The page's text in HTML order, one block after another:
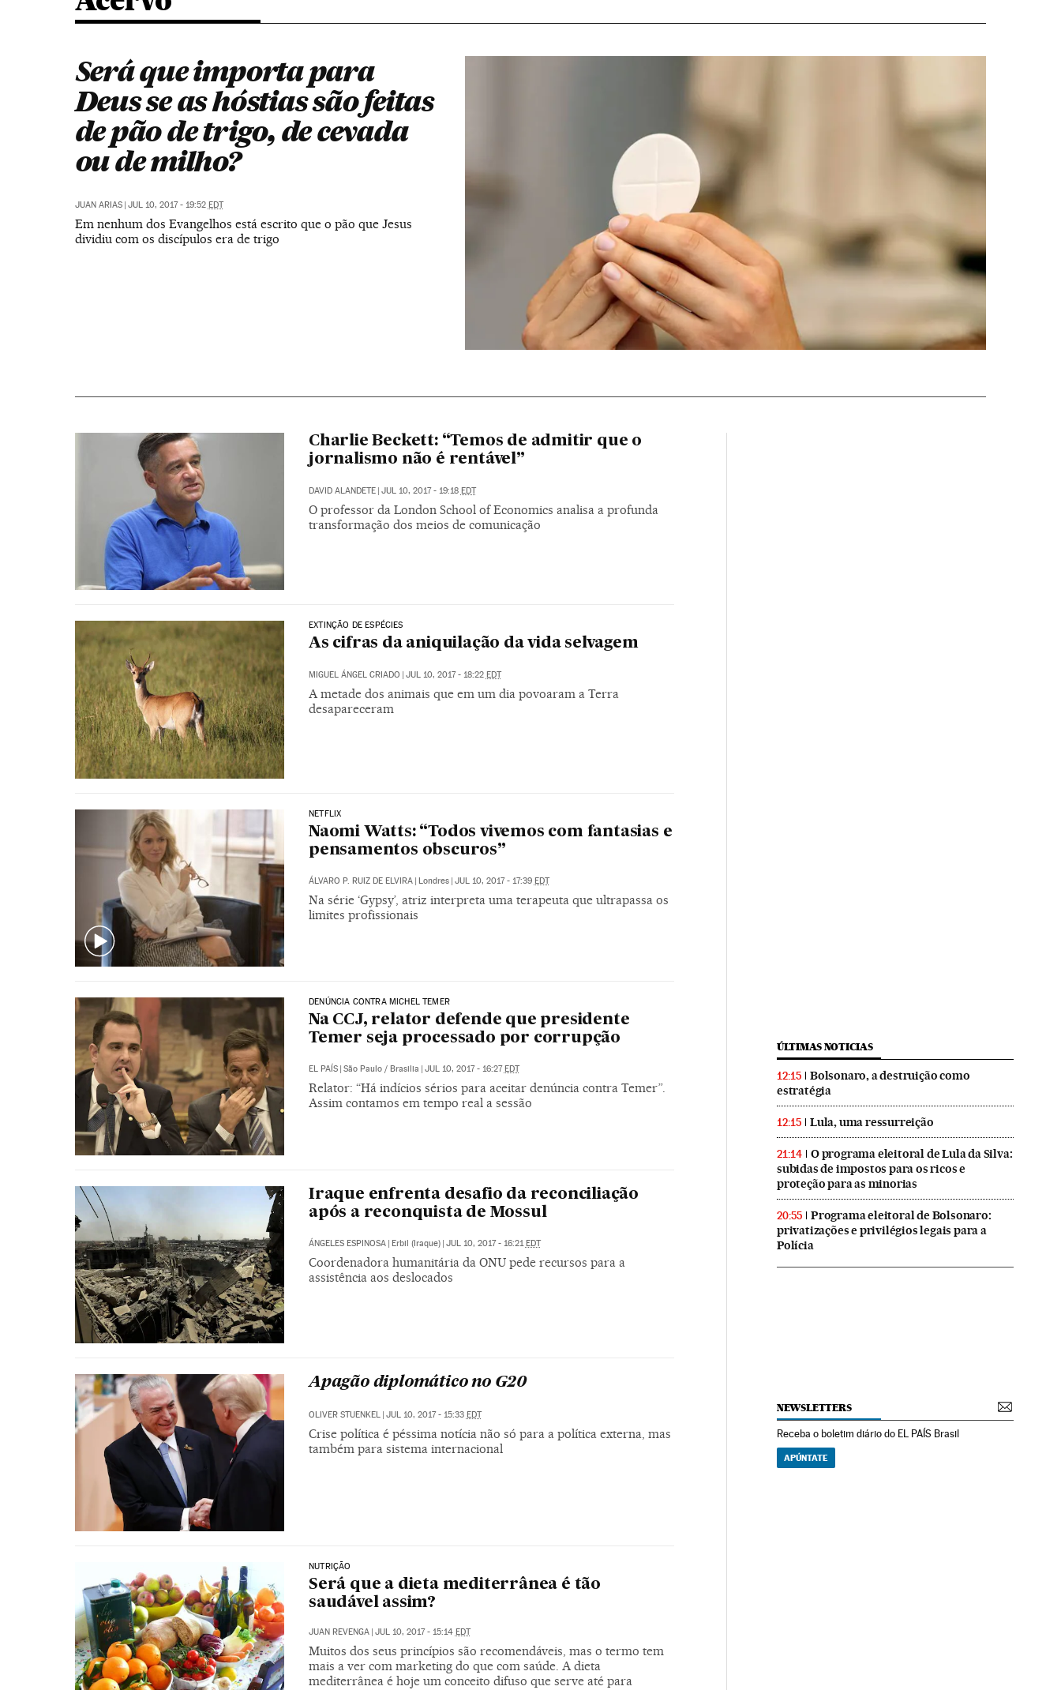
Será que importa para
Deus se as hóstias são feitas
de pão de trigo, de cevada
ou de milho?
JUAN ARIAS | JUL 10, 2017 - 19:52 EDT
Em nenhum dos Evangelhos está escrito que o pão que Jesus
dividiu com os discípulos era de trigo
Charlie Beckett: “Temos de admitir que o
jornalismo não é rentável”
DAVID ALANDETE | JUL 10, 2017 - 19:18 EDT
O professor da London School of Economics analisa a profunda
transformação dos meios de comunicação
EXTINÇÃO DE ESPÉCIES
As cifras da aniquilação da vida selvagem
MIGUEL ÁNGEL CRIADO JUL 10, 2017 - 18:22 EDT
A metade dos animais que em um dia povoaram a Terra
desapareceram
NETFLIX
Naomi Watts: “Todos vivemos com fantasias e
pensamentos obscuros”
ÁLVARO P. RUIZ DE ELVIRA | Londres | JUL 10, 2017 - 17:39 EDT
Na série ‘Gypsy’, atriz interpreta uma terapeuta que ultrapassa os
limites profissionais
DENÚNCIA CONTRA MICHEL TEMER
Na CCJ, relator defende que presidente
Temer seja processado por corrupção
EL PAÍS | São Paulo / Brasilia | JUL 10, 2017 - 16:27EDT
Relator: “Há indícios sérios para aceitar denúncia contra Temer”.
Assim contamos em tempo real a sessão
Iraque enfrenta desafio da reconciliação
após a reconquista de Mossul
ÁNGELES ESPINOSA Erbil (Iraque) JUL 10, 2017 - 16:21 EDT
Coordenadora humanitária da ONU pede recursos para a
assistência aos deslocados
Apagão diplomático no G20
OLIVER STUENKEL | JUL 10, 2017 - 15:33 EDT
Crise política é péssima notícia não só para a política externa, mas
também para sistema internacional
NUTRIÇÃO
Será que a dieta mediterrânea é tão
saudável assim?
JUAN REVENGA JUL 10, 2017 - 15:14 EDT
Muitos dos seus princípios são recomendáveis, mas o termo tem
mais a ver com marketing do que com saúde. A dieta
mediterrânea é hoje um conceito difuso que serve até para
ÚLTIMAS NOTICIAS
12:15
Bolsonaro, a destruição como
estratégia
12:15 Lula, uma ressurreição
21:14
O programa eleitoral de Lula da Silva:
subidas de impostos para os ricos e
proteção para as minorias
20:55
Programa eleitoral de Bolsonaro:
privatizações e privilégios legais para a
Polícia
NEWSLETTERS
Receba o boletim diário do EL PAÍS Brasil
APÚNTATE